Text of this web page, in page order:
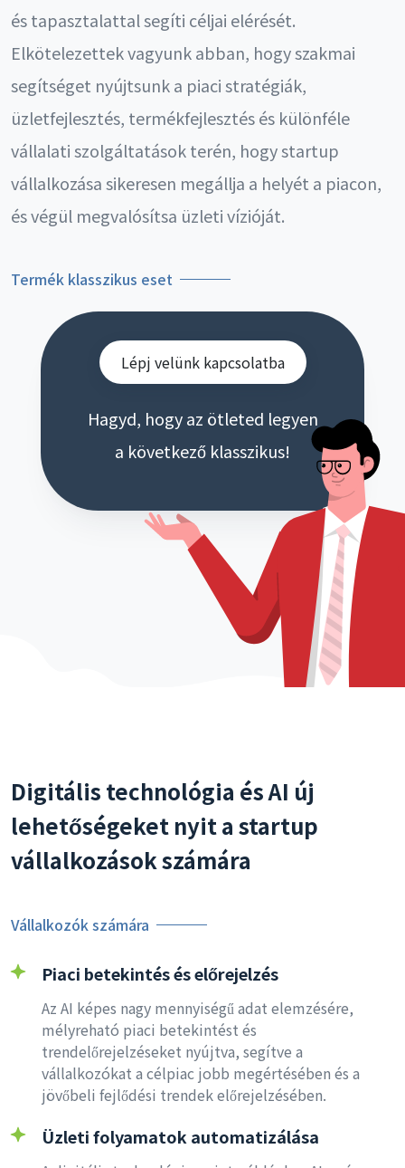
és tapasztalattal segíti céljai elérését.
Elkötelezettek vagyunk abban, hogy szakmai
segítséget nyújtsunk a piaci stratégiák,
üzletfejlesztés, termékfejlesztés és különféle
vállalati szolgáltatások terén, hogy startup
vállalkozása sikeresen megállja a helyét a piacon,
és végül megvalósítsa üzleti vízióját.
Termék klasszikus eset
Lépj velünk kapcsolatba
Hagyd, hogy az ötleted legyen
a következő klasszikus!
Digitális technológia és AI új
lehetőségeket nyit a startup
vállalkozások számára
Vállalkozók számára
Piaci betekintés és előrejelzés
Az AI képes nagy mennyiségű adat elemzésére,
mélyreható piaci betekintést és
trendelőrejelzéseket nyújtva, segítve a
vállalkozókat a célpiac jobb megértésében és a
jövőbeli fejlődési trendek előrejelzésében.
Üzleti folyamatok automatizálása